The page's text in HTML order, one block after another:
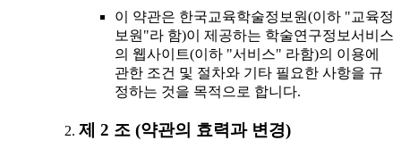
이 약관은 한국교육학술정보원(이하 "교육정
보원"라 함)이 제공하는 학술연구정보서비스
의 웹사이트(이하 "서비스" 라함)의 이용에
관한 조건 및 절차와 기타 필요한 사항을 규
정하는 것을 목적으로 합니다.
제 2 조 (약관의 효력과 변경)